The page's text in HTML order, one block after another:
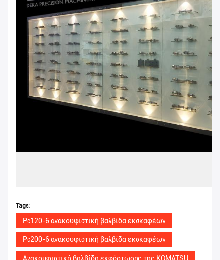
Tags:
Pc120-6 ανακουφιστική βαλβίδα εκσκαφέων
Pc200-6 ανακουφιστική βαλβίδα εκσκαφέων
Ανακουφιστική βαλβίδα εκφόρτωσης της KOMATSU